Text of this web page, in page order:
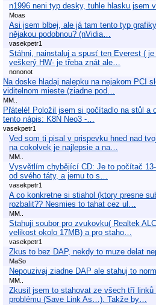
n1996 neni typ desky, tuhle hlasku jsem
Moas
Asi jsem blbej, ale já tam tento typ
nějakou podobnou? (nVidia…
vasekpetr1
Stáhni, nainstaluj a spusť ten Everest (
veškerý HW- je třeba znát ale…
nononot
Na doske hladaj nalepku na nejakom PCI
viditelnom mieste (ziadne pod…
MM..
Přátelé! Položil jsem si počítadlo na stůl a
tento nápis: K8N Neo3 -…
vasekpetr1
Ved som ti pisal v prispevku hned nad
na cokolvek je najlepsie a na…
MM..
Vysvětlím chybějící CD: Je to počítač
od svého táty, a jemu to s…
vasekpetr1
A co konkretne si stiahol (ktory presne
rozbalit?? Nesmies to tahat cez ul…
MM..
Stahuji soubor pro zvukovku( Realtek
velikost okolo 17MB) a pro staho…
vasekpetr1
Zkus to bez DAP, nekdy to muze delat
MaSo
Nepouzivaj ziadne DAP ale stahuj to
MM..
Zkusil jsem to stahovat ze všech tří linků
problému (Save Link As…). Takže by…